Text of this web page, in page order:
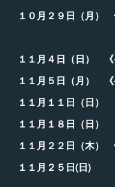
１０月２９日（月）
１１月４日（日） 《
１１月５日（月） 《
１１月１１日（日）
１１月１８日（日）
１１月２２日（木）
１１月２５日(日) 《